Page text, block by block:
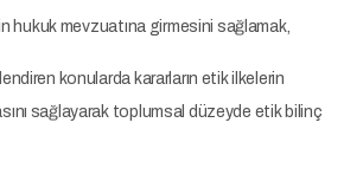
hukuk mevzuatına girmesini sağlamak,
konularda kararların etik ilkelerin
sağlayarak toplumsal düzeyde etik bilinç